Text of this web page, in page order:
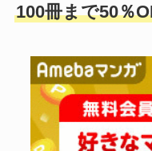
100冊まで50％